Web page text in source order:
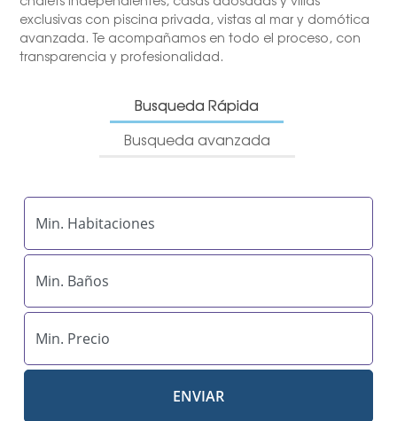
exclusivas con piscina privada, vistas al mar y domótica
avanzada. Te acompañamos en todo el proceso, con
transparencia y profesionalidad.
Busqueda Rápida
Busqueda avanzada
ENVIAR